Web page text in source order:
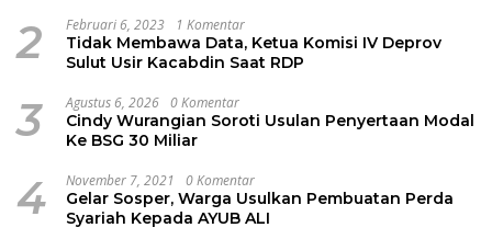
2 Februari 6, 2023 1 Komentar
Tidak Membawa Data, Ketua Komisi IV Deprov
Sulut Usir Kacabdin Saat RDP
3 Agustus 6, 2026 0 Komentar
Cindy Wurangian Soroti Usulan Penyertaan Modal
Ke BSG 30 Miliar
4 November 7, 2021 0 Komentar
Gelar Sosper, Warga Usulkan Pembuatan Perda
Syariah Kepada AYUB ALI